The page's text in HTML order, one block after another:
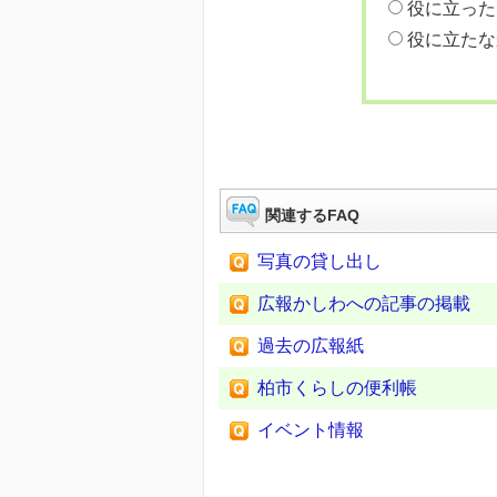
役に立った
役に立た
関連するFAQ
写真の貸し出し
広報かしわへの記事の掲載
過去の広報紙
柏市くらしの便利帳
イベント情報